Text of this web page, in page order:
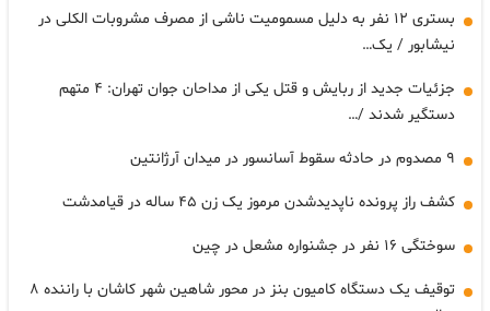
بستری ۱۲ نفر به دلیل مسمومیت ناشی از مصرف مشروبات الکلی در
نیشابور / یک…
جزئیات جدید از ربایش و قتل یکی از مداحان جوان تهران: ۴ متهم
دستگیر شدند /…
۹ مصدوم در حادثه سقوط آسانسور در میدان آرژانتین
کشف راز پرونده ناپدیدشدن مرموز یک زن ۴۵ ساله در قیامدشت
سوختگی ۱۶ نفر در جشنواره مشعل در چین
توقیف یک دستگاه کامیون بنز در محور شاهین شهر کاشان با راننده ۸